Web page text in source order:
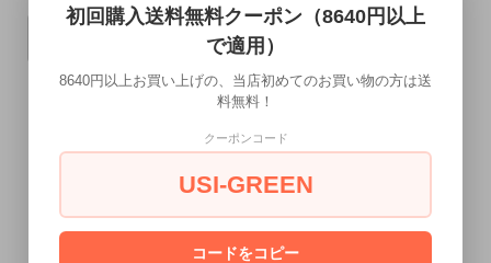
カートに入れる
オプションの値段詳細
この商品について問い合わせる
初回購入送料無料クーポン（8640円以上
で適用）
8640円以上お買い上げの、当店初めてのお買い物の方は送
料無料！
クーポンコード
USI-GREEN
コードをコピー